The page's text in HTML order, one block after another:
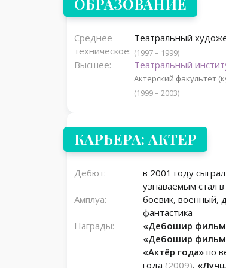
Среднее
техническое:
Театральный
(1997 – 1999)
Высшее: Театральный
Актерский факультет
(1999 – 2003)
КАРЬЕРА: АКТЕР
Дебют:
в 2001 году
узнаваемым стал
Амплуа:
боевик, военный,
фантастика
Награды:
«Дебошир
«Дебошир
«Актёр года» по
года (2009),